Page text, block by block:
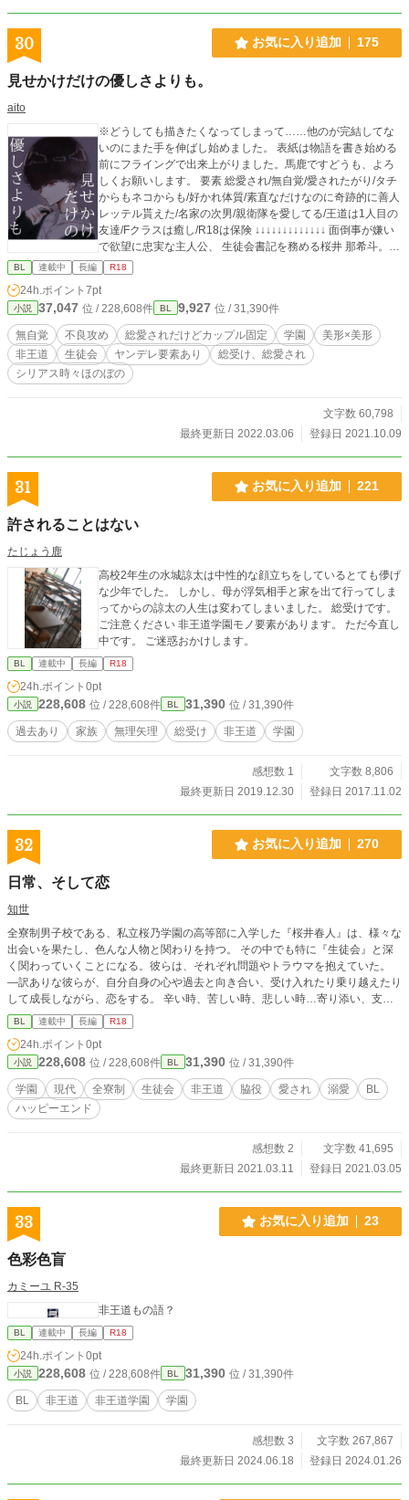
30 お気に入り追加 175
見せかけだけの優しさよりも。
aito
※どうしても描きたくなってしまって……他のが完結してな
いのにまた手を伸ばし始めました。 表紙は物語を書き始める
前にフライングで出来上がりました。馬鹿ですどうも、よろ
しくお願いします。 要素 総愛され/無自覚/愛されたがり/タチ
からもネコからも/好かれ体質/素直なだけなのに奇跡的に善人
レッテル貰えた/名家の次男/親衛隊を愛してる/王道は1人目の
友達/Fクラスは癒し/R18は保険 ↓↓↓↓↓↓↓↓↓↓↓↓↓ 面倒事が嫌い
で欲望に忠実な主人公、 生徒会書記を務める桜井 那希斗。
彼は名家、桜井の次男。 物心着いた頃には政略結婚だった両
親は別居状態で、多忙でなかなか帰ってこない母親と数人の
使用人達とで広い家で暮らしていた。 寮入りする中等部まで
をそんな家で暮らした那希斗は…… ──至って普通に愛され
ていた。 なかなか顔を合わせられず冷たい顔立ちの無表情な
母親は、淡白だが那希斗を人並みに愛しており那希斗もそれ
を理解していた。 那希斗は愛想のいい使用人に育てられたか
らか、母親と違い穏やかな雰囲気の子供に育った。使用人と
希斗はどこか満たされない気持ちで、心の渇きを感じてい
会った。しかし、彼の名前も顔もほとんど分からない。ただ
澄んだ真っ直ぐな黒い瞳だけが記憶に残っていた。 次第に再
会など叶うはずのない彼のことも忘れていき、時折ふとした
い、あと何かがあれば全部揃うのに。那希斗は彼と出会って
った気がしたのをきっかけに周囲から愛を受け取り愛を渡す
ようになった。 そして、那希斗は徐々に愛される事に依存し
た。 高等部、思わぬ再会をきっかけに動き出す物語。 彼を満
たすことの出来る愛を手に入れる為の、 那希斗の心の乾きを
潤すための物語。
BL 連載中 長編 R18
24h.ポイント 7pt
小説 37,047 位 / 228,608件 BL 9,927 位 / 31,390件
無自覚 不良攻め 総愛されだけどカップル固定 学園
美形×美形
非王道
生徒会 ヤンデレ要素あり
総受け、総愛され
シリアス時々ほのぼの
文字数 60,798
最終更新日 2022.03.06
登録日 2021.10.09
31 お気に入り追加 221
許されることはない
たじょう鹿
高校2年生の水城諒太は中性的な顔立ちをしているとても儚げ
な少年でした。 しかし、母が浮気相手と家を出て行ってしま
ってからの諒太の人生は変わてしまいました。 総受けです。
ご注意ください 非王道学園モノ要素があります。 ただ今直し
中です。 ご迷惑おかけします。
BL 連載中 長編 R18
24h.ポイント 0pt
小説 228,608 位 / 228,608件 BL 31,390 位 / 31,390件
過去あり 家族 無理矢理 総受け 非王道 学園
感想数 1
文字数 8,806
最終更新日 2019.12.30
登録日 2017.11.02
32 お気に入り追加 270
日常、そして恋
知世
全寮制男子校である、私立桜乃学園の高等部に入学した『桜井春人』は、様々な
出会いを果たし、色んな人物と関わりを持つ。 その中でも特に『生徒会』と深
く関わっていくことになる。彼らは、それぞれ問題やトラウマを抱えていた。
―訳ありな彼らが、自分自身の心や過去と向き合い、受け入れたり乗り越えたり
して成長しながら、恋をする。 辛い時、苦しい時、悲しい時…寄り添い、支え
てくれた、心優しく穏やかな春人に。 『王道展開のもしも。脇役主人公。訳あ
り生徒会。多種多様な攻め。総愛され。総受け？』 攻めのタイプは、一番下に
書きます。 ※Ｒ１８は保険です（直接的な描写はありませんが、性行為を匂わ
す表現・設定はあります） ストーリー重視（のつもり）です。 ド素人の処女作
です。 拙い文章ですが、少しでも楽しんで頂けたら幸いです。 宜しくお願い致
します。 順番に他意はありません。 『スパダリ／王子様／わんこ（ワンコ）／
チャラ男／強気？元気？王道主人公／クーデレ／無邪気』
BL 連載中 長編 R18
24h.ポイント 0pt
小説 228,608 位 / 228,608件 BL 31,390 位 / 31,390件
学園 現代 全寮制 生徒会 非王道 脇役 愛され 溺愛
BL
ハッピーエンド
感想数 2
文字数 41,695
最終更新日 2021.03.11
登録日 2021.03.05
33 お気に入り追加 23
色彩色盲
カミーユ R-35
非王道もの語？
BL 連載中 長編 R18
24h.ポイント 0pt
小説 228,608 位 / 228,608件 BL 31,390 位 / 31,390件
BL 非王道 非王道学園 学園
感想数 3
文字数 267,867
最終更新日 2024.06.18
登録日 2024.01.26